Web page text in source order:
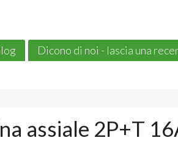
Dicono di noi - lascia una
assiale 2P+T